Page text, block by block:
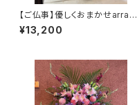
【ご仏事】優しくおまかせarrang
ement（TA12）
¥13,200